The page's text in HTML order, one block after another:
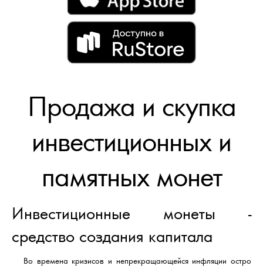
Продажа и скупка
инвестиционных и
памятных монет
Инвестиционные монеты -
средство создания капитала
Во времена кризисов и непрекращающейся инфляции остро